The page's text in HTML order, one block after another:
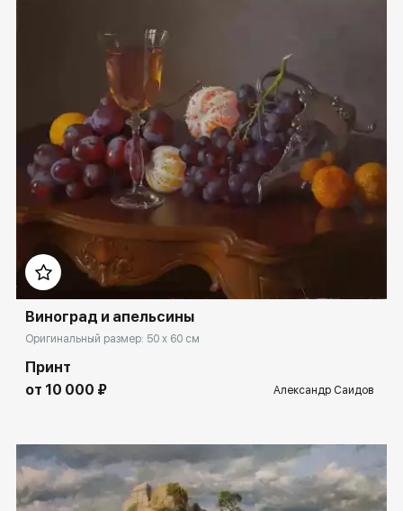
Домен: rakovgallery.ru
Виноград и апельсины
Оригинальный размер: 50 x 60 см
Принт
от 10 000 ₽
Александр Саидов